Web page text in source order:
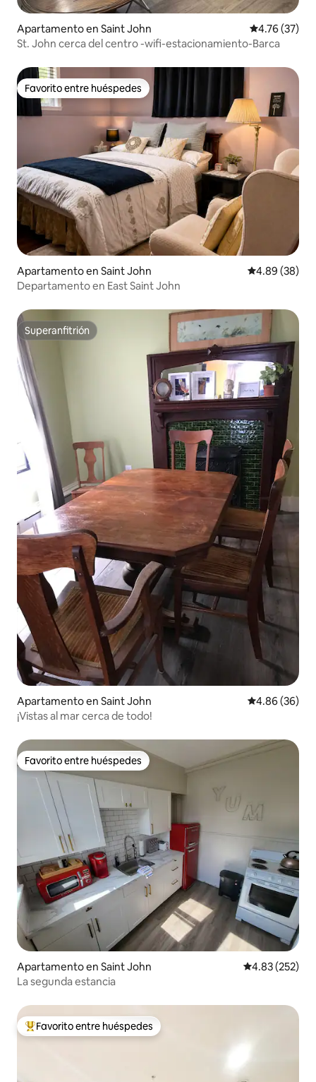
Apartamento en Saint John Calificación
4.76 (37)
St. John cerca del centro -wifi-estacionamiento-Barca
Favorito entre huéspedes
Favorito entre huéspedes
Apartamento en Saint John Calificación
4.89 (38)
Departamento en East Saint John
Superanfitrión
Superanfitrión
Apartamento en Saint John Calificación
4.86 (36)
¡Vistas al mar cerca de todo!
Favorito entre huéspedes
Favorito entre huéspedes
Apartamento en Saint John Calificación
4.83 (252)
La segunda estancia
Favorito entre huéspedes preferido
Favorito entre huéspedes